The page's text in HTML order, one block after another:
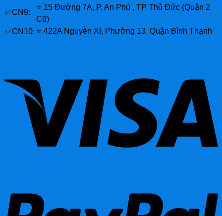
✅CN9:
⭐ 15 Đường 7A, P. An Phú , TP Thủ Đức (Quận 2
Cũ)
✅CN10: ⭐ 422A Nguyễn Xí, Phường 13, Quận Bình Thạnh